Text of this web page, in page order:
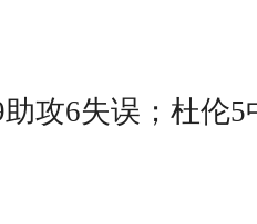
攻6失误；杜伦